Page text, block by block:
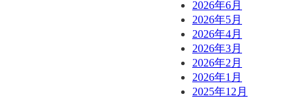
2026年6月
2026年5月
2026年4月
2026年3月
2026年2月
2026年1月
2025年12月